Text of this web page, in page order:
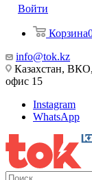
Войти
Корзина
info@tok.kz
Казахстан, ВКО,
офис 15
Instagram
WhatsApp